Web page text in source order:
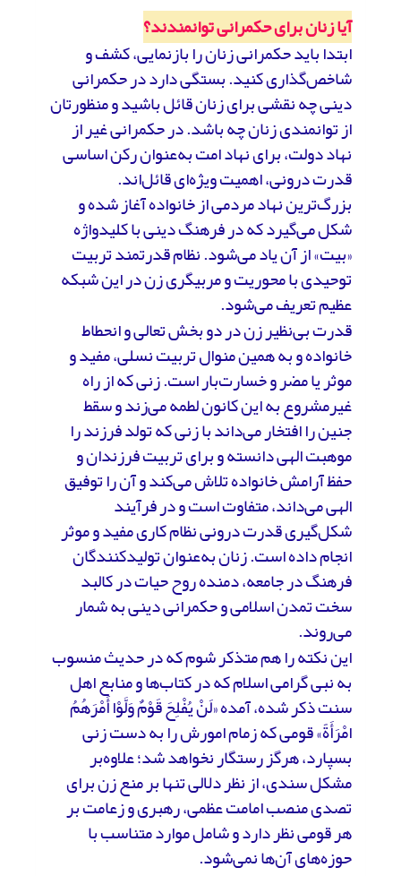
آیا زنان برای حکمرانی توانمندند؟
ابتدا باید حکمرانی زنان را بازنمایی، کشف و
شاخص‌گذاری کنید. بستگی دارد در حکمرانی
دینی چه نقشی برای زنان قائل باشید و منظورتان
از توانمندی زنان چه باشد. در حکمرانی غیر از
نهاد دولت، برای نهاد امت به‌عنوان رکن اساسی
قدرت درونی، اهمیت ویژه‌ای قائل‌اند.
بزرگ‌ترین نهاد مردمی از خانواده آغاز شده و
شکل می‌گیرد که در فرهنگ دینی با کلید‌واژه
«بیت» از آن یاد می‌شود. نظام قدرتمند تربیت
توحیدی با محوریت و مربیگری زن در این شبکه
عظیم تعریف می‌شود.
قدرت بی‌نظیر زن در دو بخش تعالی و انحطاط
خانواده و به همین منوال تربیت نسلی، مفید و
موثر یا مضر و خسارت‌بار است. زنی که از راه
غیرمشروع به این کانون لطمه می‌زند و سقط
جنین را افتخار می‌داند با زنی که تولد فرزند را
موهبت الهی دانسته و برای تربیت فرزندان و
حفظ آرامش خانواده تلاش می‌کند و آن را توفیق
الهی می‌داند، متفاوت است و در فرآیند
شکل‌گیری قدرت درونی نظام کاری مفید و موثر
انجام داده است. زنان به‌عنوان تولیدکنندگان
فرهنگ در جامعه، دمنده روح حیات در کالبد
سخت تمدن اسلامی و حکمرانی دینی به شمار
می‌روند.
این نکته را هم متذکر شوم که در حدیث منسوب
به نبی گرامی اسلام که در کتاب‌ها و منابع اهل
سنت ذکر شده، آمده «لَنْ یُفْلِحَ قَوْمٌ وَلَّوْا أَمْرَهُمُ
امْرَأَةً» قومی که زمام امورش را به دست زنی
بسپارد، هرگز رستگار نخواهد شد؛ علاوه‌بر
مشکل سندی، از نظر دلالی تنها بر منع زن برای
تصدی منصب امامت عظمی، رهبری و زعامت بر
هر قومی نظر دارد و شامل موارد متناسب با
حوزه‌های آن‌ها نمی‌شود.